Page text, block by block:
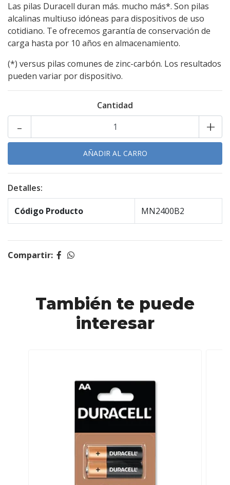
Las pilas Duracell duran más. mucho más*. Son pilas
alcalinas multiuso idóneas para dispositivos de uso
cotidiano. Te ofrecemos garantía de conservación de
carga hasta por 10 años en almacenamiento.
(*) versus pilas comunes de zinc-carbón. Los resultados
pueden variar por dispositivo.
Cantidad
+
-
Detalles:
Código Producto MN2400B2
Compartir:
También te puede
interesar